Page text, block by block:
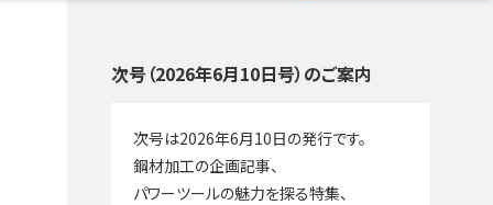
次号（2026年6月10日号）のご案内
次号は2026年6月10日の発行です。
鋼材加工の企画記事、
パワーツールの魅力を探る特集、